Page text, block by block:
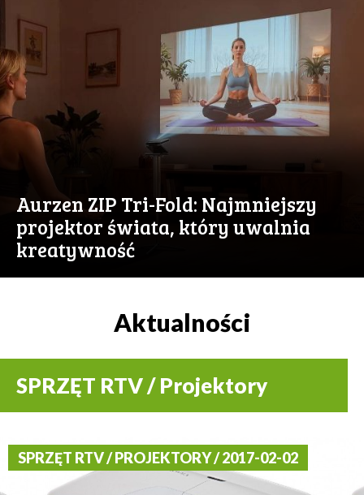
Aurzen ZIP Tri-Fold: Najmniejszy
projektor świata, który uwalnia
kreatywność
Aktualności
SPRZĘT RTV / Projektory
SPRZĘT RTV / PROJEKTORY / 2017-02-02